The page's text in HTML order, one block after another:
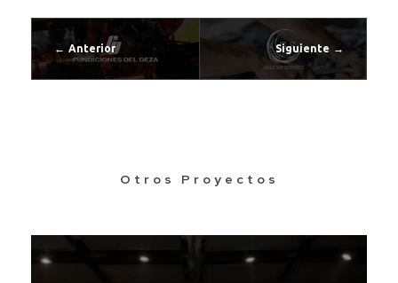
Anterior Siguiente
Otros Proyectos